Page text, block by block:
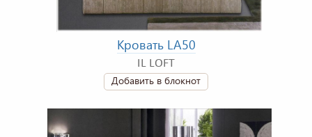
Кровать LA50
IL LOFT
Добавить в блокнот